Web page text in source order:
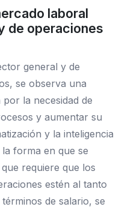
laboral
de operaciones
general y de
se observa una
la necesidad de
y aumentar su
y la inteligencia
forma en que se
requiere que los
estén al tanto
de salario, se